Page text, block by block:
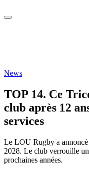
News
TOP 14. Ce
club après 12
services
Le LOU Rugby a
2028. Le club verrouille
prochaines années.